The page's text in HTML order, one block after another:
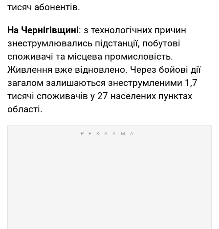
тисяч абонентів.
На Чернігівщині: з технологічних причин
знеструмлювались підстанції, побутові
споживачі та місцева промисловість.
Живлення вже відновлено. Через бойові дії
загалом залишаються знеструмленими 1,7
тисячі споживачів у 27 населених пунктах
області.